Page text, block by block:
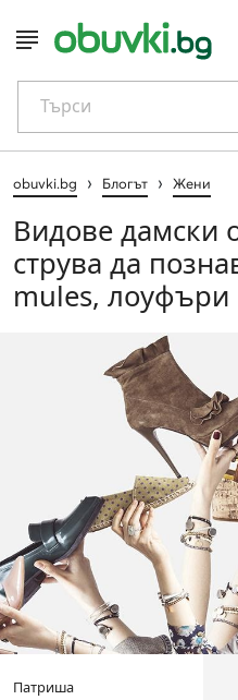
Търси
obuvki.bg › Блогът › Жени
Видове дамски
струва да
mules, лоуфъри
Патриша